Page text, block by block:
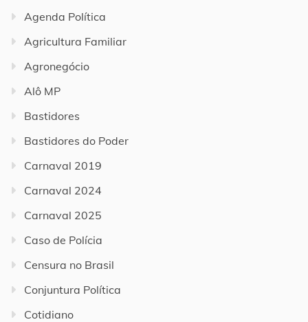
Agenda Política
Agricultura Familiar
Agronegócio
Alô MP
Bastidores
Bastidores do Poder
Carnaval 2019
Carnaval 2024
Carnaval 2025
Caso de Polícia
Censura no Brasil
Conjuntura Política
Cotidiano